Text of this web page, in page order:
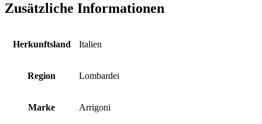
Zusätzliche Informationen
Herkunftsland Italien
Region Lombardei
Marke Arrigoni